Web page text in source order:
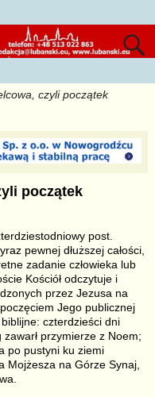
czyli początek
początek
post.
pewnej dłuższej całości,
zadanie człowieka lub
Kościół odczytuje i
przez Jezusa na
Jego publicznej
czterdzieści dni
przymierze z Noem;
po pustyni ku ziemi
Mojżesza na Górze Synaj,